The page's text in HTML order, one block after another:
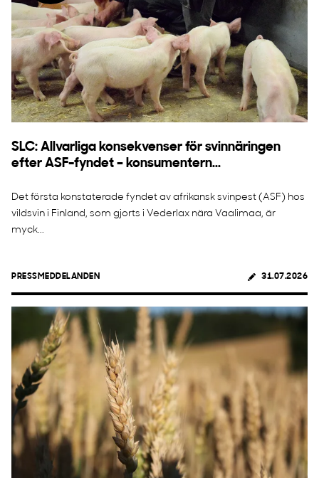
SLC: Allvarliga konsekvenser för svinnäringen
efter ASF-fyndet – konsumentern...
Det första konstaterade fyndet av afrikansk svinpest (ASF) hos
vildsvin i Finland, som gjorts i Vederlax nära Vaalimaa, är
myck...
PRESSMEDDELANDEN 31.07.2026